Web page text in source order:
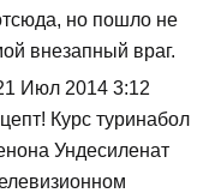
но пошло не
внезапный враг.
Июл 2014 3:12
Курс туринабол
Ундесиленат